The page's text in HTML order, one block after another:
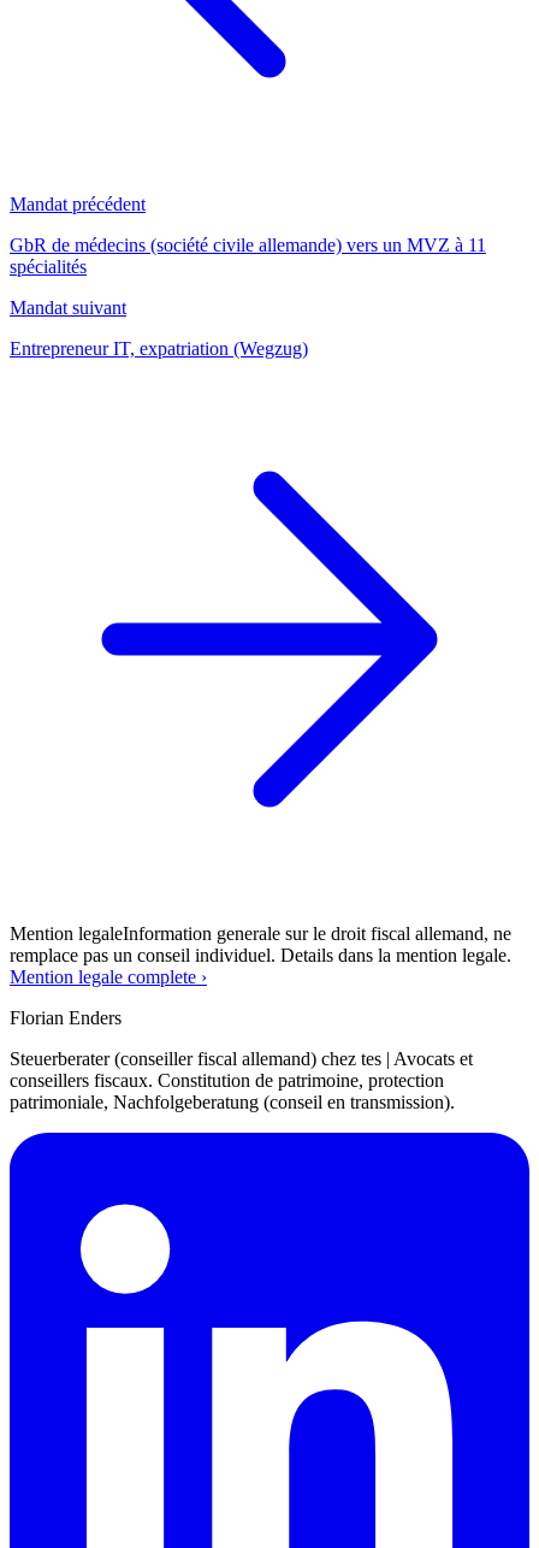
Mandat précédent
GbR de médecins (société civile allemande) vers un MVZ à 11
spécialités
Mandat suivant
Entrepreneur IT, expatriation (Wegzug)
Mention legaleInformation generale sur le droit fiscal allemand, ne
remplace pas un conseil individuel. Details dans la mention legale.
Mention legale complete ›
Florian Enders
Steuerberater (conseiller fiscal allemand) chez tes | Avocats et
conseillers fiscaux. Constitution de patrimoine, protection
patrimoniale, Nachfolgeberatung (conseil en transmission).